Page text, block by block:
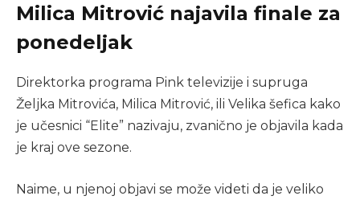
Milica Mitrović najavila finale za
ponedeljak
Direktorka programa Pink televizije i supruga
Željka Mitrovića, Milica Mitrović, ili Velika šefica kako
je učesnici “Elite” nazivaju, zvanično je objavila kada
je kraj ove sezone.
Naime, u njenoj objavi se može videti da je veliko